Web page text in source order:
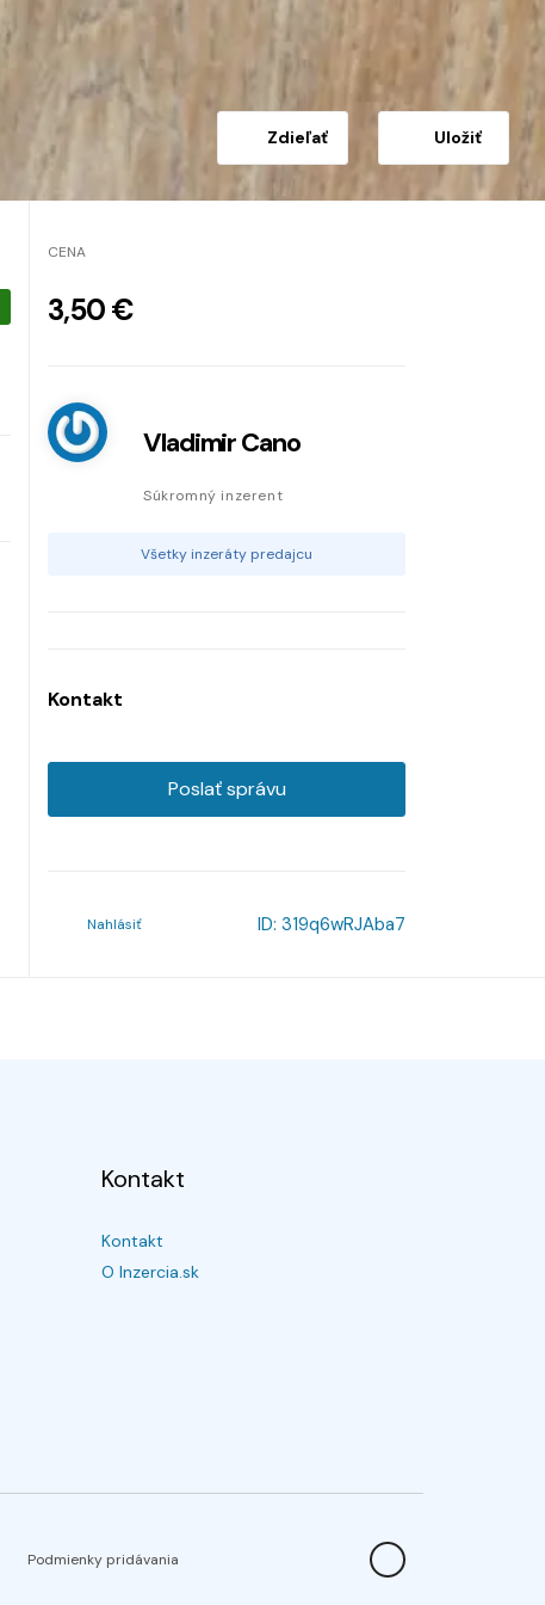
Zdieľať Uložiť
CENA
3,50 €
Vladimir Cano
Súkromný inzerent
Všetky inzeráty predajcu
Kontakt
Poslať správu
Nahlásiť ID: 319q6wRJAba7
Kontakt
Kontakt
O Inzercia.sk
Podmienky pridávania